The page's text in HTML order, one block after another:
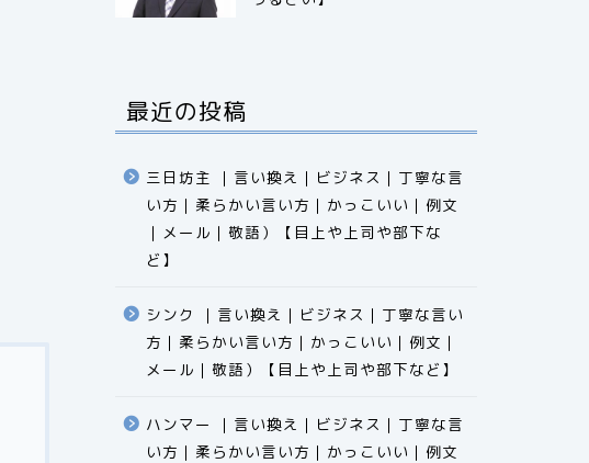
最近の投稿
三日坊主 ｜言い換え｜ビジネス｜丁寧な言
い方｜柔らかい言い方｜かっこいい｜例文
｜メール｜敬語）【目上や上司や部下な
ど】​​​​​​​​​​​​​​​​
シンク ｜言い換え｜ビジネス｜丁寧な言い
方｜柔らかい言い方｜かっこいい｜例文｜
メール｜敬語）【目上や上司や部下など】​​​​​​​​​​​​​​​​
ハンマー ｜言い換え｜ビジネス｜丁寧な言
い方｜柔らかい言い方｜かっこいい｜例文